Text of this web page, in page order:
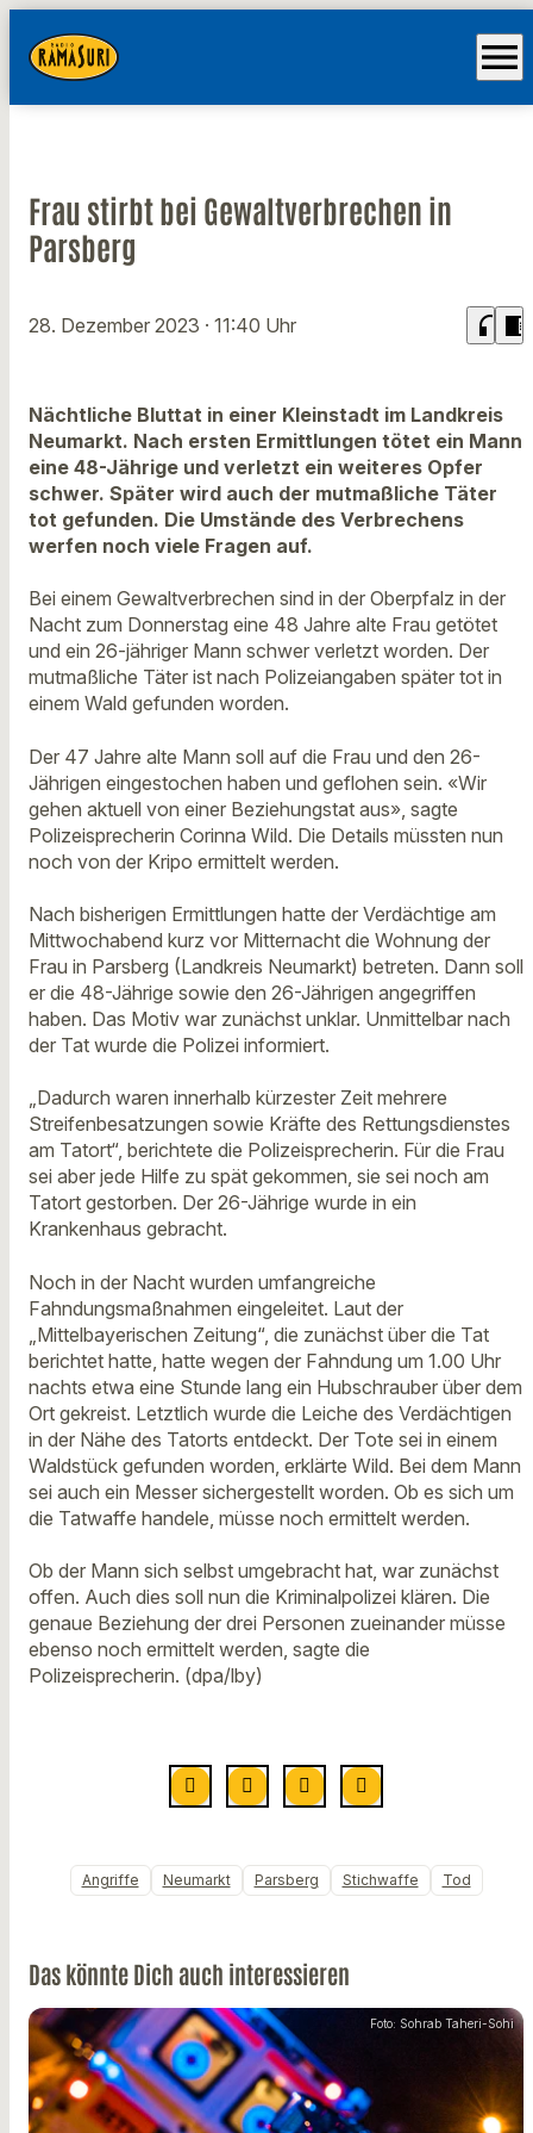
menu
Frau stirbt bei Gewaltverbrechen in
Parsberg
28. Dezember 2023 · 11:40 Uhr headphones chrome_reader_mode
Nächtliche Bluttat in einer Kleinstadt im Landkreis
Neumarkt. Nach ersten Ermittlungen tötet ein Mann
eine 48-Jährige und verletzt ein weiteres Opfer
schwer. Später wird auch der mutmaßliche Täter
tot gefunden. Die Umstände des Verbrechens
werfen noch viele Fragen auf.
Bei einem Gewaltverbrechen sind in der Oberpfalz in der
Nacht zum Donnerstag eine 48 Jahre alte Frau getötet
und ein 26-jähriger Mann schwer verletzt worden. Der
mutmaßliche Täter ist nach Polizeiangaben später tot in
einem Wald gefunden worden.
Der 47 Jahre alte Mann soll auf die Frau und den 26-
Jährigen eingestochen haben und geflohen sein. «Wir
gehen aktuell von einer Beziehungstat aus», sagte
Polizeisprecherin Corinna Wild. Die Details müssten nun
noch von der Kripo ermittelt werden.
Nach bisherigen Ermittlungen hatte der Verdächtige am
Mittwochabend kurz vor Mitternacht die Wohnung der
Frau in Parsberg (Landkreis Neumarkt) betreten. Dann soll
er die 48-Jährige sowie den 26-Jährigen angegriffen
haben. Das Motiv war zunächst unklar. Unmittelbar nach
der Tat wurde die Polizei informiert.
„Dadurch waren innerhalb kürzester Zeit mehrere
Streifenbesatzungen sowie Kräfte des Rettungsdienstes
am Tatort“, berichtete die Polizeisprecherin. Für die Frau
sei aber jede Hilfe zu spät gekommen, sie sei noch am
Tatort gestorben. Der 26-Jährige wurde in ein
Krankenhaus gebracht.
Noch in der Nacht wurden umfangreiche
Fahndungsmaßnahmen eingeleitet. Laut der
„Mittelbayerischen Zeitung“, die zunächst über die Tat
berichtet hatte, hatte wegen der Fahndung um 1.00 Uhr
nachts etwa eine Stunde lang ein Hubschrauber über dem
Ort gekreist. Letztlich wurde die Leiche des Verdächtigen
in der Nähe des Tatorts entdeckt. Der Tote sei in einem
Waldstück gefunden worden, erklärte Wild. Bei dem Mann
sei auch ein Messer sichergestellt worden. Ob es sich um
die Tatwaffe handele, müsse noch ermittelt werden.
Ob der Mann sich selbst umgebracht hat, war zunächst
offen. Auch dies soll nun die Kriminalpolizei klären. Die
genaue Beziehung der drei Personen zueinander müsse
ebenso noch ermittelt werden, sagte die
Polizeisprecherin. (dpa/lby)
Angriffe Neumarkt Parsberg Stichwaffe Tod
Das könnte Dich auch interessieren
Foto: Sohrab Taheri-Sohi